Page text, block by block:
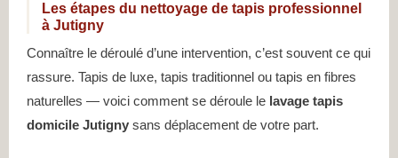
Les étapes du nettoyage de tapis professionnel
à Jutigny
Connaître le déroulé d’une intervention, c’est souvent ce qui
rassure. Tapis de luxe, tapis traditionnel ou tapis en fibres
naturelles — voici comment se déroule le lavage tapis
domicile Jutigny sans déplacement de votre part.